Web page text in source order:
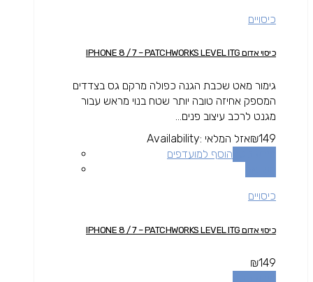
כיסויים
כיסוי אדום IPHONE 8 / 7 – PATCHWORKS LEVEL ITG
גימור מאט שכבת הגנה כפולה מרקם גס בצדדים
המספק אחיזה טובה יותר שטח בנוי מראש עבור
מגנט לרכב עיצוב פנים...
₪149
Availability: אזל המלאי
הוסף למועדפים
כיסויים
כיסוי אדום IPHONE 8 / 7 – PATCHWORKS LEVEL ITG
₪149